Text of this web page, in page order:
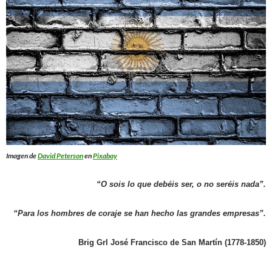
Imagen deDavid PetersonenPixabay
“O sois lo que debéis ser, o no seréis nada”.
“Para los hombres de coraje se han hecho las grandes empresas”.
Brig Grl José Francisco de San Martín (1778-1850)